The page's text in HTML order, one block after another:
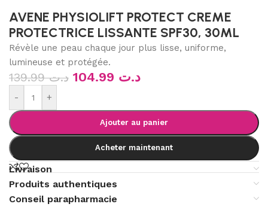
AVENE PHYSIOLIFT PROTECT CREME
PROTECTRICE LISSANTE SPF30, 30ML
Révèle une peau chaque jour plus lisse, uniforme,
lumineuse et protégée.
د.ت139.99 د.ت
- +
Ajouter au panier
Acheter maintenant
Livraison
Produits authentiques
Conseil parapharmacie